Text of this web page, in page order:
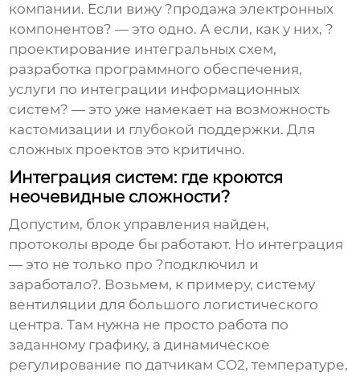
компании. Если вижу ?продажа электронных
компонентов? — это одно. А если, как у них, ?
проектирование интегральных схем,
разработка программного обеспечения,
услуги по интеграции информационных
систем? — это уже намекает на возможность
кастомизации и глубокой поддержки. Для
сложных проектов это критично.
Интеграция систем: где кроются
неочевидные сложности?
Допустим, блок управления найден,
протоколы вроде бы работают. Но интеграция
— это не только про ?подключил и
заработало?. Возьмем, к примеру, систему
вентиляции для большого логистического
центра. Там нужна не просто работа по
заданному графику, а динамическое
регулирование по датчикам CO2, температуре,